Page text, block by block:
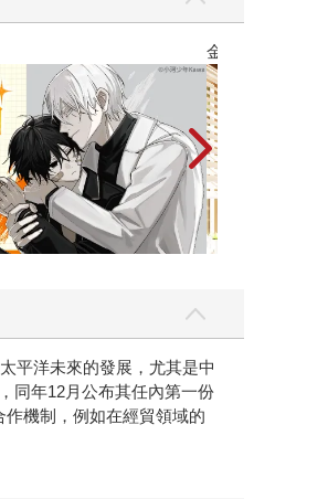
金石堂2026海
平洋未來的發展，尤其是中
同年12月公布其任內第一份
機制，例如在經貿領域的